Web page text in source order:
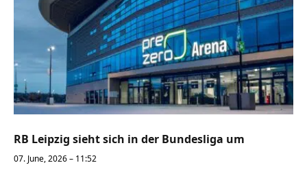
RB Leipzig sieht sich in der Bundesliga um
07. June, 2026 – 11:52